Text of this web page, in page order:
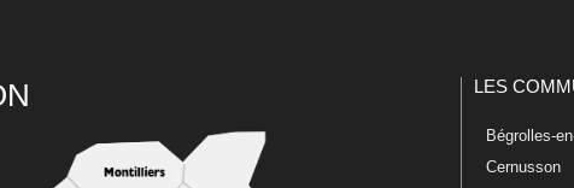
LES
Bégrolles-
Cernusson